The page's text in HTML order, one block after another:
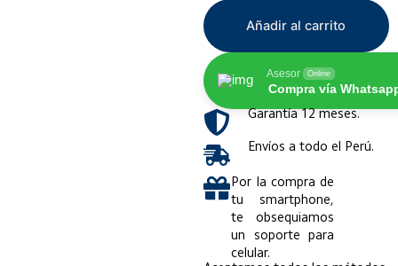
512GB/12GB
cantidad
Añadir al carrito
Asesor Online
Compra vía
Garantía 12 meses.
Envíos a todo el Perú.
Por la compra de
tu smartphone,
te obsequiamos
un soporte para
celular.